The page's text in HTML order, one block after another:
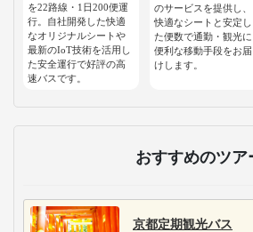
を22路線・1日200便運
行。自社開発した快適
なオリジナルシートや
最新のIoT技術を活用し
た安全運行で好評の高
速バスです。
のサービスを提供し、
快適なシートと安定し
た便数で通勤・観光に
便利な移動手段をお届
けします。
おすすめのツア
京都定期観光バス